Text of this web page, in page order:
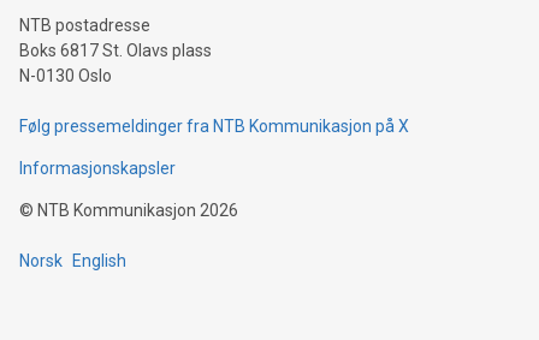
NTB postadresse
Boks 6817 St. Olavs plass
N-0130 Oslo
Følg pressemeldinger fra NTB Kommunikasjon på X
Informasjonskapsler
© NTB Kommunikasjon 2026
Norsk English